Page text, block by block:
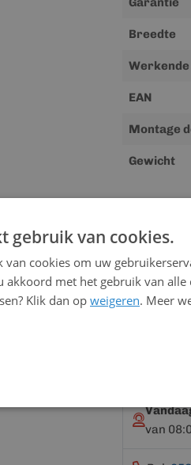
Breedte
EAN
Montage
Gewicht
informatie
van
gebruik van cookies.
van cookies om uw
akkoord met het gebruik van
Klik dan opweigeren. Meer